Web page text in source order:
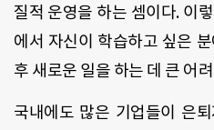
질적 운영을 하는 셈이다. 이
에서 자신이 학습하고 싶은
후 새로운 일을 하는 데 큰 어
국내에도 많은 기업들이 은